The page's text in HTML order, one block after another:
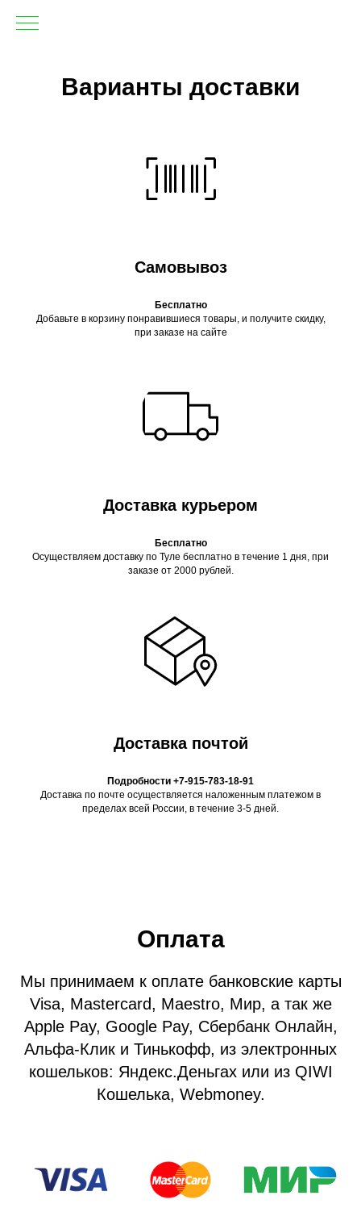
Варианты доставки
Самовывоз
Бесплатно
Добавьте в корзину понравившиеся товары, и получите скидку,
при заказе на сайте
Доставка курьером
Бесплатно
Осуществляем доставку по Туле бесплатно в течение 1 дня, при
заказе от 2000 рублей.
Доставка почтой
Подробности +7-915-783-18-91
Доставка по почте осуществляется наложенным платежом в
пределах всей России, в течение 3-5 дней.
Оплата
Мы принимаем к оплате банковские карты
Visa, Mastercard, Maestro, Мир, а так же
Apple Pay, Google Pay, Сбербанк Онлайн,
Альфа-Клик и Тинькофф, из электронных
кошельков: Яндекс.Деньгах или из QIWI
Кошелька, Webmoney.